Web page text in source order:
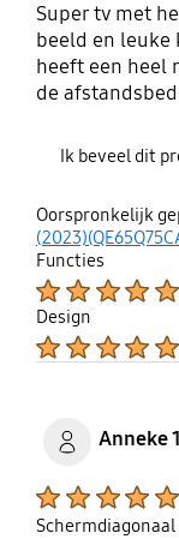
Super tv met
beeld en
heeft een heel
de
tv zeker aan !
Ik beveel dit
Oorspronkelijk
Functies
Design
Anneke
Schermdiagonaal